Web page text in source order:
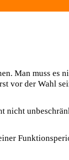
Man muss es
vor der Wahl
nicht